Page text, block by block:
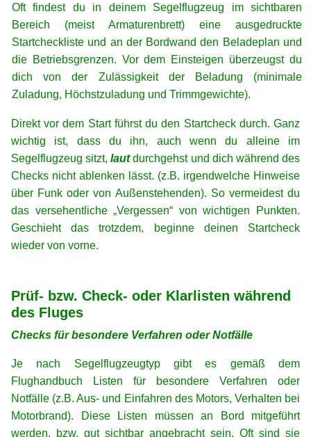
Oft findest du in deinem Segelflugzeug im sichtbaren
Bereich (meist Armaturenbrett) eine ausgedruckte
Startcheckliste und an der Bordwand den Beladeplan und
die Betriebsgrenzen. Vor dem Einsteigen überzeugst du
dich von der Zulässigkeit der Beladung (minimale
Zuladung, Höchstzuladung und Trimmgewichte).
Direkt vor dem Start führst du den Startcheck durch. Ganz
wichtig ist, dass du ihn, auch wenn du alleine im
Segelflugzeug sitzt,lautdurchgehst und dich während des
Checks nicht ablenken lässt. (z.B. irgendwelche Hinweise
über Funk oder von Außenstehenden). So vermeidest du
das versehentliche „Vergessen“ von wichtigen Punkten.
Geschieht das trotzdem, beginne deinen Startcheck
wieder von vorne.
Prüf- bzw. Check- oder Klarlisten während
des Fluges
Checks für besondere Verfahren oder Notfälle
Je nach Segelflugzeugtyp gibt es gemäß dem
Flughandbuch Listen für besondere Verfahren oder
Notfälle (z.B. Aus- und Einfahren des Motors, Verhalten bei
Motorbrand). Diese Listen müssen an Bord mitgeführt
werden, bzw. gut sichtbar angebracht sein. Oft sind sie